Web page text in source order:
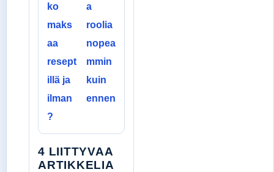
ko
maks
aa
resept
illä ja
ilman
?
a
roolia
nopea
mmin
kuin
ennen
4 LIITTYVAA
ARTIKKELIA